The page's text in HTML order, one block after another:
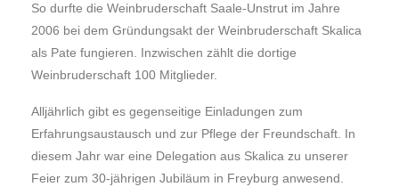
So durfte die Weinbruderschaft Saale-Unstrut im Jahre
2006 bei dem Gründungsakt der Weinbruderschaft Skalica
als Pate fungieren. Inzwischen zählt die dortige
Weinbruderschaft 100 Mitglieder.
Alljährlich gibt es gegenseitige Einladungen zum
Erfahrungsaustausch und zur Pflege der Freundschaft. In
diesem Jahr war eine Delegation aus Skalica zu unserer
Feier zum 30-jährigen Jubiläum in Freyburg anwesend.